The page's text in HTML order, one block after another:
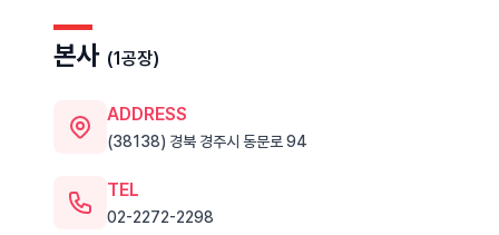
본사 (1공장)
ADDRESS
(38138) 경북 경주시 동문로 94
TEL
02-2272-2298